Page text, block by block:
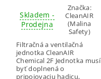
Skladem -
Prodejna
Značka:
CleanAIR
(Malina
Safety)
Filtračná a ventilačná
jednotka CleanAIR
Chemical 2F Jednotka musí
byť doplnená o
pripojovaciu hadicu,